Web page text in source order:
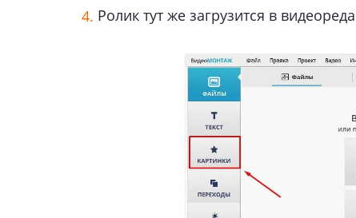
Ролик тут же загрузится в